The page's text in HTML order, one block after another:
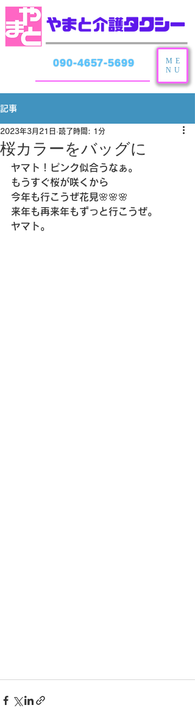
090-4657-5699
ME
NU
記事
桜カラーをバッグに
2023年3月21日 読了時間: 1分
ヤマト！ピンク似合うなぁ。
もうすぐ桜が咲くから
今年も行こうぜ花見🌸🌸🌸
来年も再来年もずっと行こうぜ。
ヤマト。